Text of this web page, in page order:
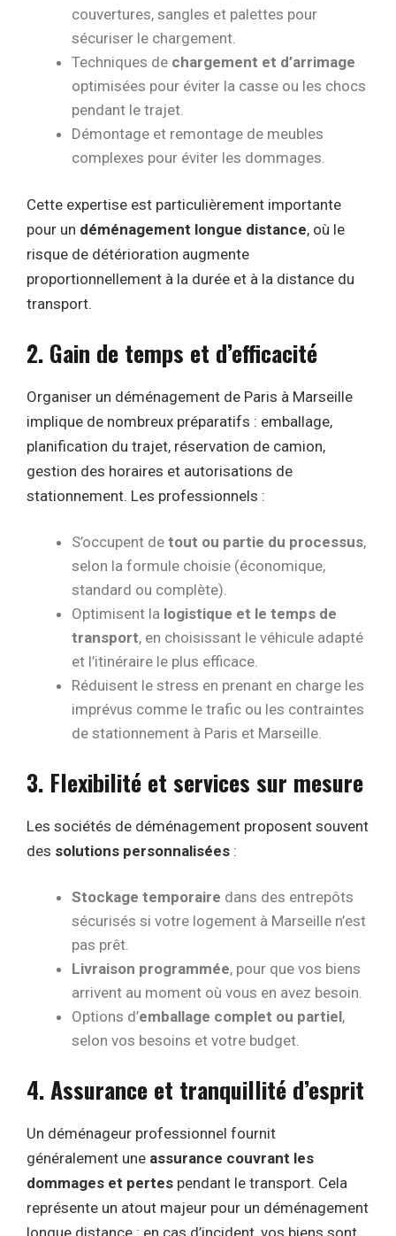
couvertures, sangles et palettes pour
sécuriser le chargement.
Techniques de chargement et d’arrimage
optimisées pour éviter la casse ou les chocs
pendant le trajet.
Démontage et remontage de meubles
complexes pour éviter les dommages.
Cette expertise est particulièrement importante
pour un déménagement longue distance, où le
risque de détérioration augmente
proportionnellement à la durée et à la distance du
transport.
2. Gain de temps et d’efficacité
Organiser un déménagement de Paris à Marseille
implique de nombreux préparatifs : emballage,
planification du trajet, réservation de camion,
gestion des horaires et autorisations de
stationnement. Les professionnels :
S’occupent de tout ou partie du processus,
selon la formule choisie (économique,
standard ou complète).
Optimisent la logistique et le temps de
transport, en choisissant le véhicule adapté
et l’itinéraire le plus efficace.
Réduisent le stress en prenant en charge les
imprévus comme le trafic ou les contraintes
de stationnement à Paris et Marseille.
3. Flexibilité et services sur mesure
Les sociétés de déménagement proposent souvent
des solutions personnalisées :
Stockage temporaire dans des entrepôts
sécurisés si votre logement à Marseille n’est
pas prêt.
Livraison programmée, pour que vos biens
arrivent au moment où vous en avez besoin.
Options d’emballage complet ou partiel,
selon vos besoins et votre budget.
4. Assurance et tranquillité d’esprit
Un déménageur professionnel fournit
généralement une assurance couvrant les
dommages et pertes pendant le transport. Cela
représente un atout majeur pour un déménagement
longue distance : en cas d’incident, vos biens sont